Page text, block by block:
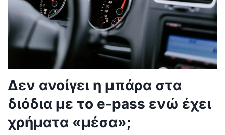
Δεν ανοίγει η μπάρα στα
διόδια με το e-pass ενώ έχει
χρήματα «μέσα»;